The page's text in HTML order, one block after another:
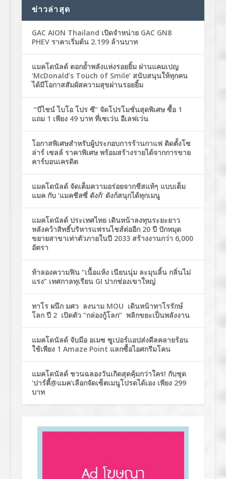
ข่าวล่าสุด
GAC AION Thailand เปิดจำหน่าย GAC GN8
PHEV ราคาเริ่มต้น 2.199 ล้านบาท
แมคโดนัลด์ ตอกย้ำพลังแห่งรอยยิ้ม ผ่านแคมเปญ
‘McDonald’s Touch of Smile’ สนับสนุนให้ทุกคน
ได้มีโอกาสสัมผัสความสุขผ่านรอยยิ้ม
“บีไชน์ ไบโอ โปร ซี” จัดโปรโมชั่นสุดพิเศษ ซื้อ 1
แถม 1 เพียง 49 บาท ที่เซเว่น อีเลฟเว่น
โอกาสพิเศษสำหรับผู้ประกอบการร้านกาแฟ ติดตั้งโซ
ล่าร์ เซลล์ ราคาพิเศษ พร้อมสร้างรายได้จากการขาย
คาร์บอนเครดิต
แมคโดนัลด์ จัดเต็มความอร่อยจากชีสแท้ๆ แบบเต็ม
แมค กับ ‘แมคชีสซี่ ดังก์’ ดังก์สนุกได้ทุกเมนู
แมคโดนัลด์ ประเทศไทย เดินหน้าลงทุนระยะยาว
หลังคว้าสิทธิ์บริหารแฟรนไชส์ต่ออีก 20 ปี ปักหมุด
ขยายสาขาเท่าตัวภายในปี 2033 สร้างงานกว่า 6,000
อัตรา
ท้าลองความฟิน “เนื้อแห้ง เนียนนุ่ม ละมุนลิ้น กลิ่นไม่
แรง” เทศกาลทุเรียน GI ปากช่องเขาใหญ่
ทาโร ผนึก มศว ลงนาม MOU เดินหน้าทาโรรักษ์
โลก ปี 2 เปิดตัว “กล่องกู้โลก” พลิกขยะเป็นพลังงาน
แมคโดนัลด์ จับมือ อเมซ ซูเปอร์แอปส่งดีลคลายร้อน
ใช้เพียง 1 Amaze Point แลกซื้อไอศกรีมโคน
แมคโดนัลด์ ชวนฉลองวันเกิดสุดคุ้มกว่าใคร! กับชุด
‘ปาร์ตี้@แมค’เลือกจัดเซ็ตเมนูโปรดได้เอง เพียง 299
บาท